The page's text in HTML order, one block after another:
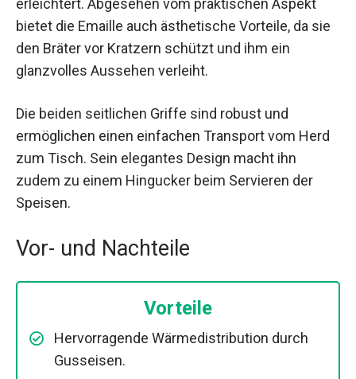
erleichtert. Abgesehen vom praktischen Aspekt
bietet die Emaille auch ästhetische Vorteile, da sie
den Bräter vor Kratzern schützt und ihm ein
glanzvolles Aussehen verleiht.
Die beiden seitlichen Griffe sind robust und
ermöglichen einen einfachen Transport vom Herd
zum Tisch. Sein elegantes Design macht ihn
zudem zu einem Hingucker beim Servieren der
Speisen.
Vor- und Nachteile
Vorteile
Hervorragende Wärmedistribution durch
Gusseisen.